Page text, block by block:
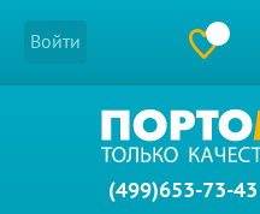
Войти
(499)653-73-43